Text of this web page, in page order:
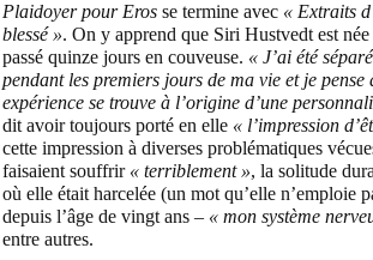
Plaidoyer pour Eros se termine avec « Extraits
blessé ». On y apprend que Siri Hustvedt est née
passé quinze jours en couveuse. « J’ai été
pendant les premiers jours de ma vie et je pense
expérience se trouve à l’origine d’une
dit avoir toujours porté en elle « l’impression
cette impression à diverses problématiques
faisaient souffrir « terriblement », la solitude
où elle était harcelée (un mot qu’elle n’emploie
depuis l’âge de vingt ans – « mon système
entre autres.